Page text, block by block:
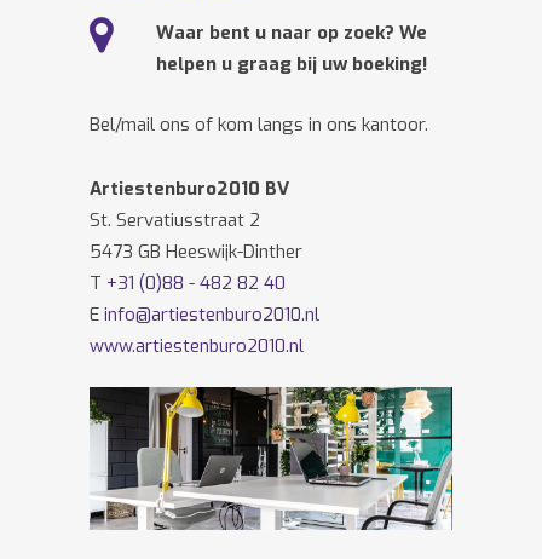
Waar bent u naar op zoek? We
helpen u graag bij uw boeking!
Bel/mail ons of kom langs in ons kantoor.
Artiestenburo2010 BV
St. Servatiusstraat 2
5473 GB Heeswijk-Dinther
T +31 (0)88 - 482 82 40
E info@artiestenburo2010.nl
www.artiestenburo2010.nl
Volg ons ook opFacebookenTwitter